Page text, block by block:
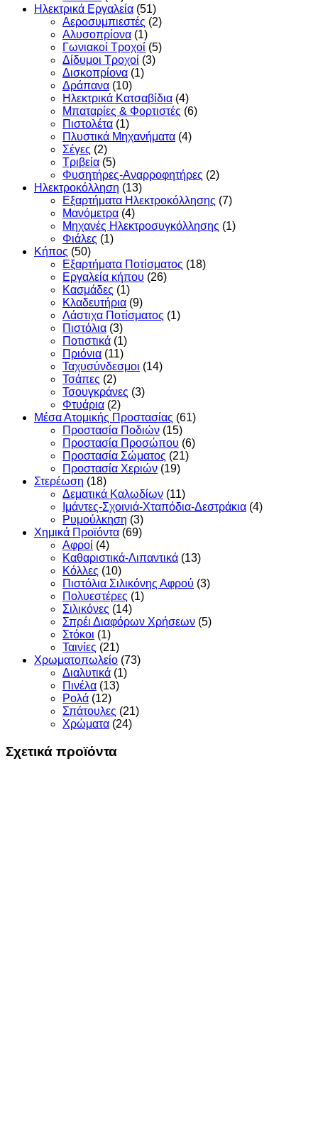
Ηλεκτρικά Εργαλεία (51)
Αεροσυμπιεστές (2)
Αλυσοπρίονα (1)
Γωνιακοί Τροχοί (5)
Δίδυμοι Τροχοί (3)
Δισκοπρίονα (1)
Δράπανα (10)
Ηλεκτρικά Κατσαβίδια (4)
Μπαταρίες & Φορτιστές (6)
Πιστολέτα (1)
Πλυστικά Μηχανήματα (4)
Σέγες (2)
Τριβεία (5)
Φυσητήρες-Αναρροφητήρες (2)
Ηλεκτροκόλληση (13)
Εξαρτήματα Ηλεκτροκόλλησης (7)
Μανόμετρα (4)
Μηχανές Ηλεκτροσυγκόλλησης (1)
Φιάλες (1)
Κήπος (50)
Εξαρτήματα Ποτίσματος (18)
Εργαλεία κήπου (26)
Κασμάδες (1)
Κλαδευτήρια (9)
Λάστιχα Ποτίσματος (1)
Πιστόλια (3)
Ποτιστικά (1)
Πριόνια (11)
Ταχυσύνδεσμοι (14)
Τσάπες (2)
Τσουγκράνες (3)
Φτυάρια (2)
Μέσα Ατομικής Προστασίας (61)
Προστασία Ποδιών (15)
Προστασία Προσώπου (6)
Προστασία Σώματος (21)
Προστασία Χεριών (19)
Στερέωση (18)
Δεματικά Καλωδίων (11)
Ιμάντες-Σχοινιά-Χταπόδια-Δεστράκια (4)
Ρυμούλκηση (3)
Χημικά Προϊόντα (69)
Αφροί (4)
Καθαριστικά-Λιπαντικά (13)
Κόλλες (10)
Πιστόλια Σιλικόνης Αφρού (3)
Πολυεστέρες (1)
Σιλικόνες (14)
Σπρέι Διαφόρων Χρήσεων (5)
Στόκοι (1)
Ταινίες (21)
Χρωματοπωλείο (73)
Διαλυτικά (1)
Πινέλα (13)
Ρολά (12)
Σπάτουλες (21)
Χρώματα (24)
Σχετικά προϊόντα